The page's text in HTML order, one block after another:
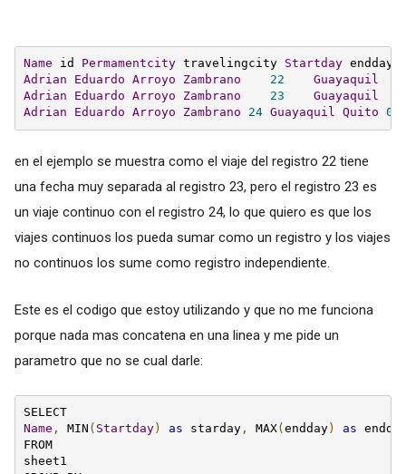
Name id Permamentcity travelingcity Startday
Adrian
Eduardo Arroyo Zambrano 22
Guayaquil
Adrian
Eduardo Arroyo Zambrano 23
Guayaquil
Adrian
Eduardo Arroyo Zambrano 24 Guayaquil Quito 05
en el ejemplo se muestra como el viaje del registro 22 tiene
una fecha muy separada al registro 23, pero el registro 23 es
un viaje continuo con el registro 24, lo que quiero es que los
viajes continuos los pueda sumar como un registro y los viajes
no continuos los sume como registro independiente.
Este es el codigo que estoy utilizando y que no me funciona
porque nada mas concatena en una linea y me pide un
parametro que no se cual darle:
Name , MIN ( Startday) as starday , MAX(endday) as
FROM
sheet1